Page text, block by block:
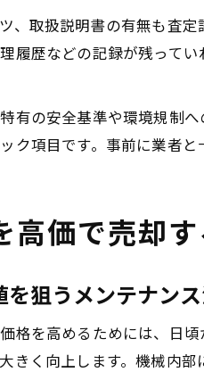
、取扱説明書の有無も査
履歴などの記録が残って
有の安全基準や環境規制
ク項目です。事前に業者
高価で売却
狙うメンテナン
格を高めるためには、日
きく向上します。機械内